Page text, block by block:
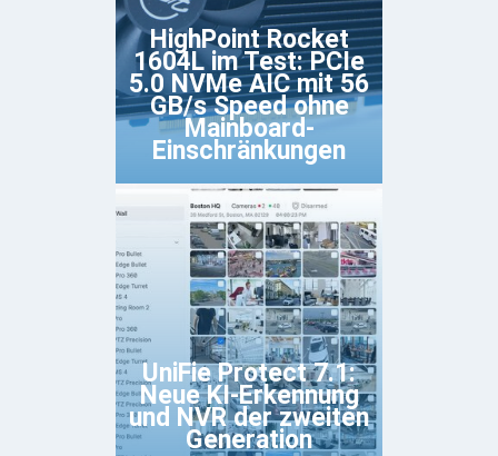
HighPoint Rocket
1604L im Test: PCIe
5.0 NVMe AIC mit 56
GB/s Speed ohne
Mainboard-
Einschränkungen
UniFie Protect 7.1:
Neue KI-Erkennung
und NVR der zweiten
Generation